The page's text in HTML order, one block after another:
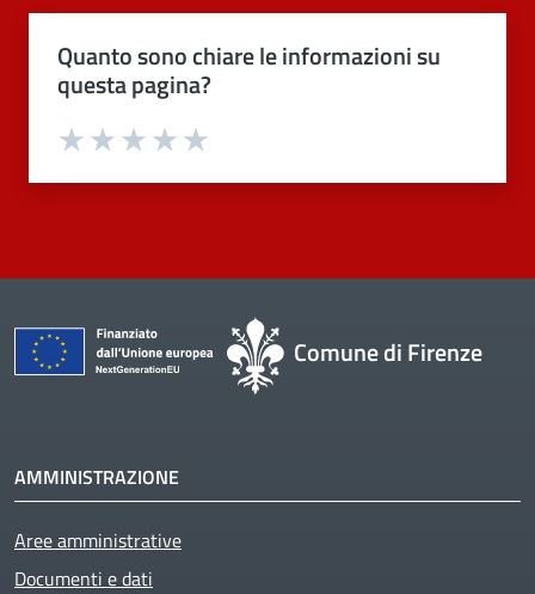
Quanto sono chiare le informazioni su
questa pagina?
Valuta 4 stelle su 5
Valuta 3 stelle su 5
Valuta 2 stelle su 5
Valuta 1 stelle su 5
Comune di Firenze
AMMINISTRAZIONE
Aree amministrative
Documenti e dati